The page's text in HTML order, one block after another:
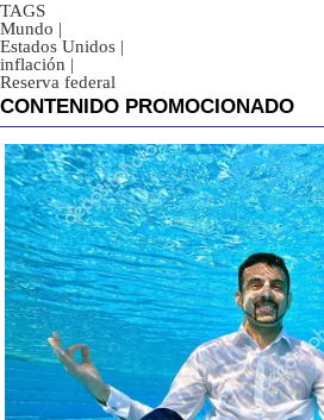
TAGS
Mundo |
Estados Unidos |
inflación |
Reserva federal